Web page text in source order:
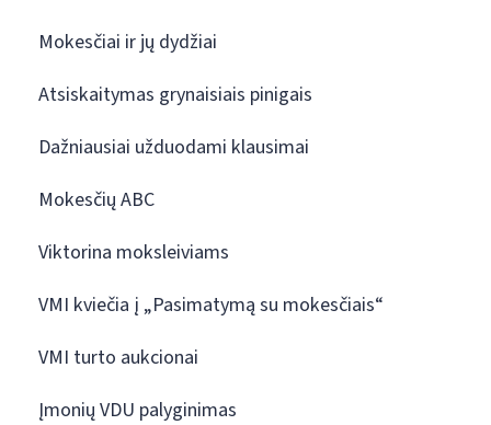
Mokesčiai ir jų dydžiai
Atsiskaitymas grynaisiais pinigais
Dažniausiai užduodami klausimai
Mokesčių ABC
Viktorina moksleiviams
VMI kviečia į „Pasimatymą su mokesčiais“
VMI turto aukcionai
Įmonių VDU palyginimas